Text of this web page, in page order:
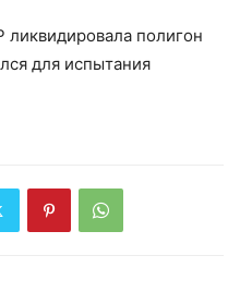
полигон
для испытания